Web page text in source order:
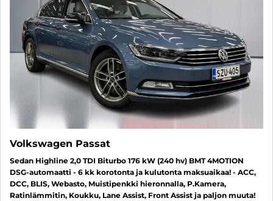
Volkswagen Passat
Sedan Highline 2,0 TDI Biturbo 176 kW (240 hv) BMT 4MOTION
DSG-automaatti - 6 kk korotonta ja kulutonta maksuaikaa! - ACC,
DCC, BLIS, Webasto, Muistipenkki hieronnalla, P.Kamera,
Ratinlämmitin, Koukku, Lane Assist, Front Assist ja paljon muuta!